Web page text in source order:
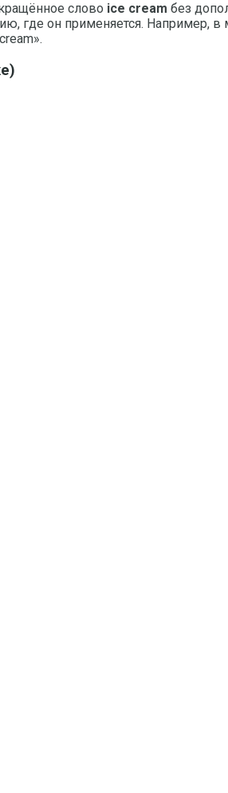
слово ice cream без
где он применяется. Например,